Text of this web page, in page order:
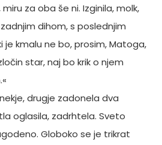
za oba še ni. Izginila, molk,
dihom, s poslednjim
je kmalu ne bo, prosim, Matoga,
star, naj bo krik o njem
drugje zadonela dva
oglasila, zadrhtela. Sveto
Globoko se je trikrat